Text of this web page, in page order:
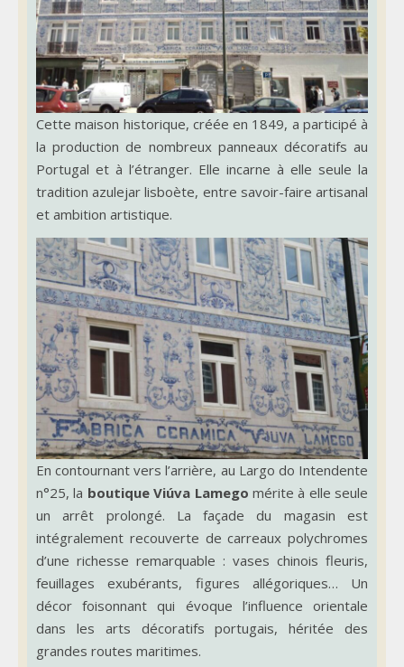
Cette maison historique, créée en 1849, a participé à
la production de nombreux panneaux décoratifs au
Portugal et à l’étranger. Elle incarne à elle seule la
tradition azulejar lisboète, entre savoir-faire artisanal
et ambition artistique.
En contournant vers l’arrière, au Largo do Intendente
n°25, la boutique Viúva Lamego mérite à elle seule
un arrêt prolongé. La façade du magasin est
intégralement recouverte de carreaux polychromes
d’une richesse remarquable : vases chinois fleuris,
feuillages exubérants, figures allégoriques… Un
décor foisonnant qui évoque l’influence orientale
dans les arts décoratifs portugais, héritée des
grandes routes maritimes.